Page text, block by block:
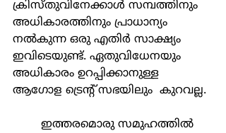
ക്രിസ്തുവിനേക്കാള്‍ സമ്പത്തിനും
അധികാരത്തിനും പ്രാധാന്യം
നല്‍കുന്ന ഒരു എതിര്‍ സാക്ഷ്യം
ഇവിടെയുണ്ട്. ഏതുവിധേനയും
അധികാരം ഉറപ്പിക്കാനുള്ള
ആഗോള ട്രെന്‍റ് സഭയിലും  കുറവല്ല.